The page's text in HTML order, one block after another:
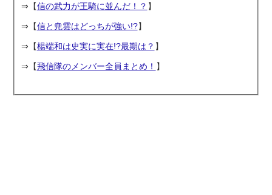
⇒【信の武力が王騎に並んだ！？ 】
⇒【信と尭雲はどっちが強い!?】
⇒【楊端和は史実に実在!?最期は？ 】
⇒【飛信隊のメンバー全員まとめ！ 】